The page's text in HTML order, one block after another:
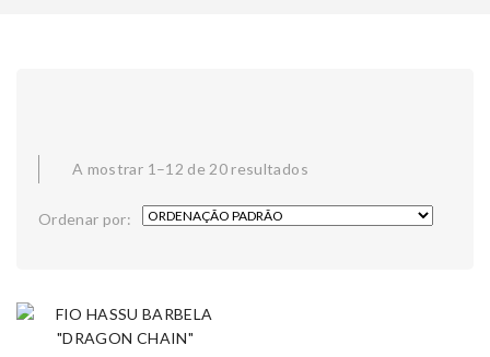
A mostrar 1–12 de 20 resultados
Ordenar por: